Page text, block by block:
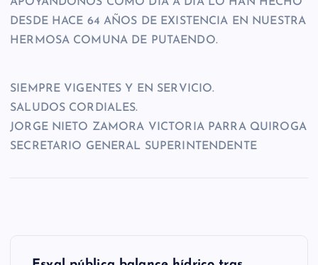
DESDE HACE 64 AÑOS DE EXISTENCIA EN NUESTRA
HERMOSA COMUNA DE PUTAENDO.
SIEMPRE VIGENTES Y EN SERVICIO.
SALUDOS CORDIALES.
JORGE NIETO ZAMORA VICTORIA PARRA QUIROGA
SECRETARIO GENERAL SUPERINTENDENTE